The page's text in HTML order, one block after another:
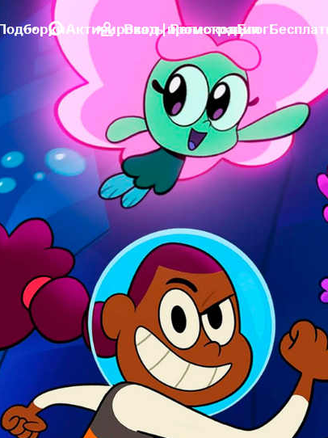
Активировать промокодБлог
Вход | Регистрация